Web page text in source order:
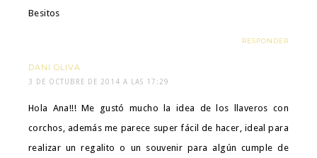
Besitos
RESPONDER
DANI OLIVA
3 DE OCTUBRE DE 2014 A LAS 17:29
Hola Ana!!! Me gustó mucho la idea de los llaveros con
corchos, además me parece super fácil de hacer, ideal para
realizar un regalito o un souvenir para algún cumple de